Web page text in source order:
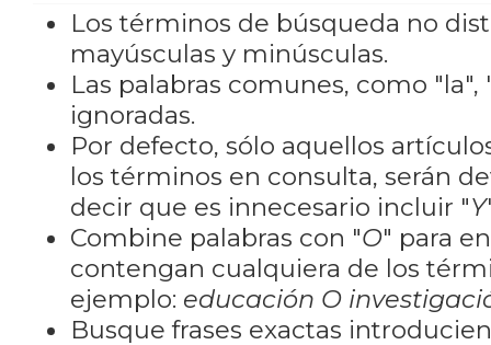
Los términos de búsqueda no
mayúsculas y minúsculas.
Las palabras comunes, como "la",
ignoradas.
Por defecto, sólo aquellos
los términos en consulta, serán
decir que es innecesario incluir "Y
Combine palabras con "O" para
contengan cualquiera de los
ejemplo: educación O
Busque frases exactas